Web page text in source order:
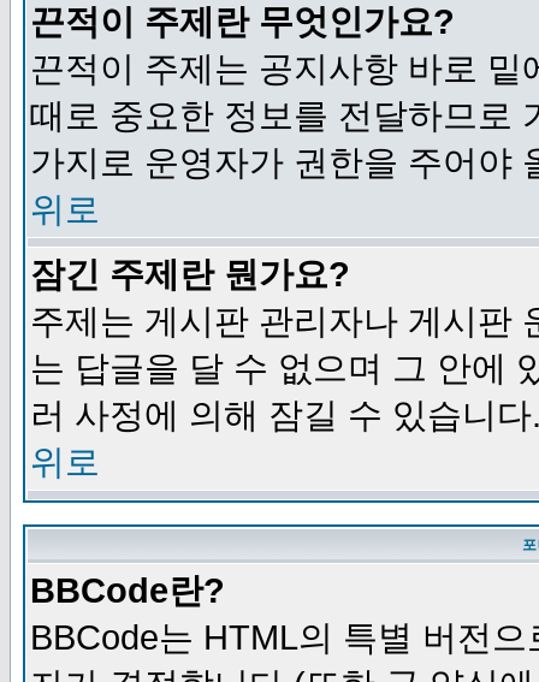
끈적이 주제란 무엇인가요?
끈적이 주제는 공지사항 바로
때로 중요한 정보를 전달하므로
가지로 운영자가 권한을 주어야
위로
잠긴 주제란 뭔가요?
주제는 게시판 관리자나 게시판
는 답글을 달 수 없으며 그 안에
러 사정에 의해 잠길 수 있습니다
위로
BBCode란?
BBCode는 HTML의 특별 버전